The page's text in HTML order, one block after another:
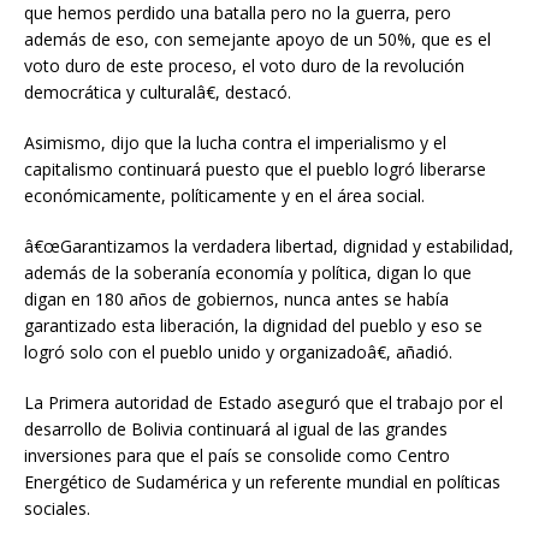
que hemos perdido una batalla pero no la guerra, pero
además de eso, con semejante apoyo de un 50%, que es el
voto duro de este proceso, el voto duro de la revolución
democrática y culturalâ€, destacó.
Asimismo, dijo que la lucha contra el imperialismo y el
capitalismo continuará puesto que el pueblo logró liberarse
económicamente, políticamente y en el área social.
â€œGarantizamos la verdadera libertad, dignidad y estabilidad,
además de la soberanía economía y política, digan lo que
digan en 180 años de gobiernos, nunca antes se había
garantizado esta liberación, la dignidad del pueblo y eso se
logró solo con el pueblo unido y organizadoâ€, añadió.
La Primera autoridad de Estado aseguró que el trabajo por el
desarrollo de Bolivia continuará al igual de las grandes
inversiones para que el país se consolide como Centro
Energético de Sudamérica y un referente mundial en políticas
sociales.